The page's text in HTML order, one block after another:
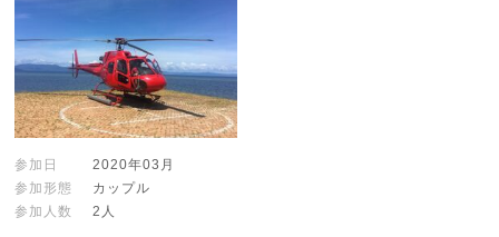
参加日
2020年03月
参加形態
カップル
参加人数
2人